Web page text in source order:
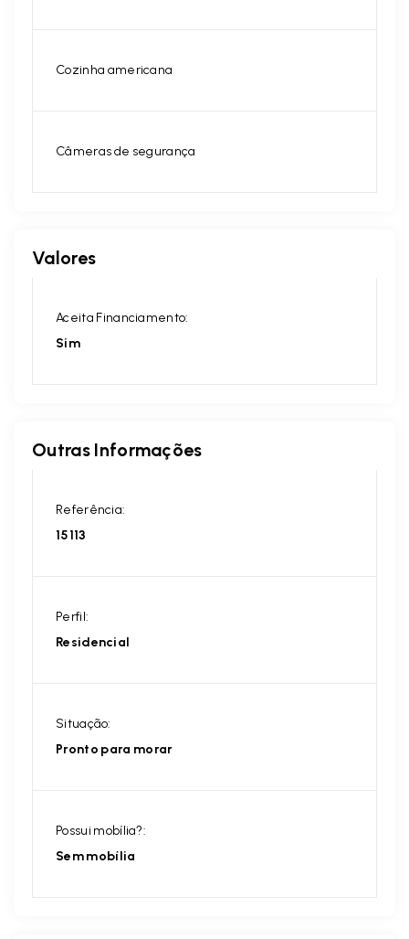
Cozinha americana
Câmeras de segurança
Valores
Aceita Financiamento:
Sim
Outras Informações
Referência:
15113
Perfil:
Residencial
Situação:
Pronto para morar
Possui mobília?:
Sem mobília